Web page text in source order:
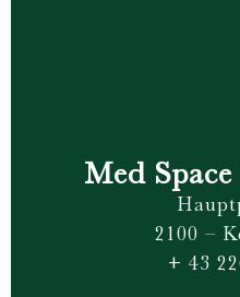
Med
2100 –
+ 43